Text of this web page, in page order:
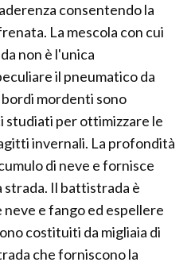
consentendo la
La mescola con cui
non è l'unica
il pneumatico da
mordenti sono
per ottimizzare le
invernali. La profondità
di neve e fornisce
strada. Il battistrada è
e fango ed espellere
costituiti da migliaia di
che forniscono la